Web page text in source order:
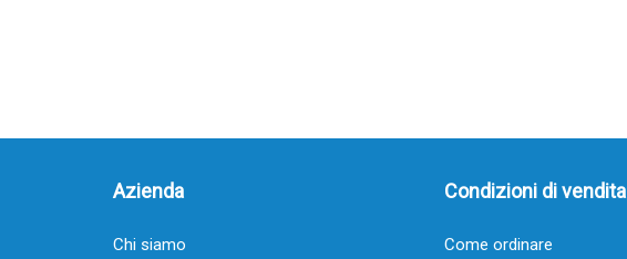
Azienda
Chi siamo
Condizioni di vendita
Come ordinare